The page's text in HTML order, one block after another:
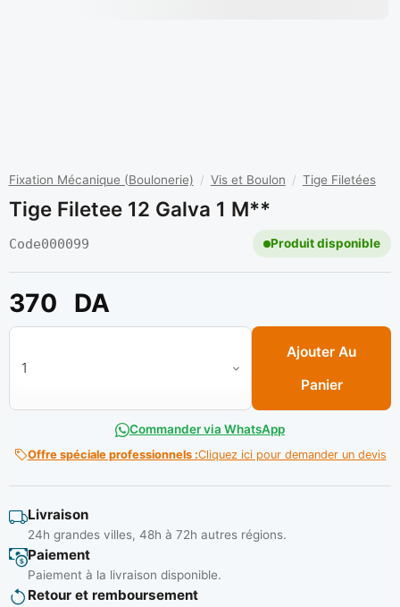
Fixation Mécanique (Boulonerie) / Vis et Boulon / Tige Filetées
Tige Filetee 12 Galva 1 M**
Code000099 Produit disponible
370 DA
quantité de Tige filetee 12 galva 1 m**
Ajouter Au
Panier
Commander via WhatsApp
Offre spéciale professionnels :Cliquez ici pour demander un devis
Livraison
24h grandes villes, 48h à 72h autres régions.
Paiement
Paiement à la livraison disponible.
Retour et remboursement